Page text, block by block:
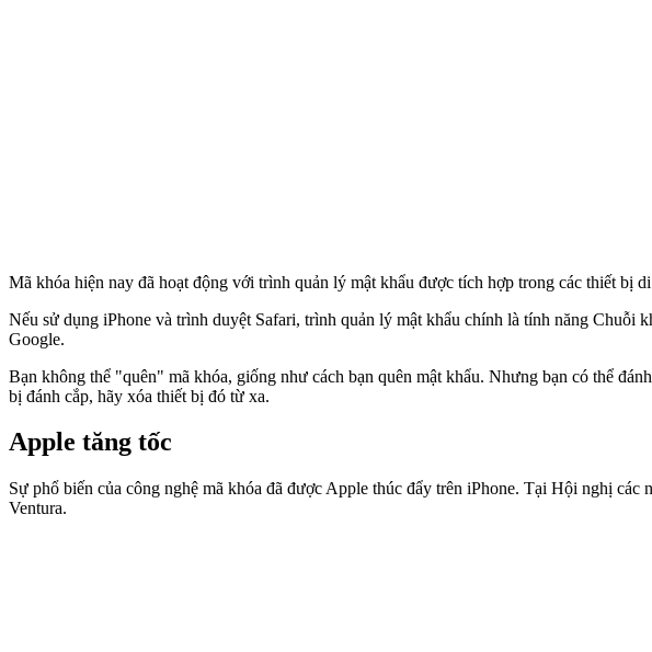
Mã khóa hiện nay đã hoạt động với trình quản lý mật khẩu được tích hợp trong các thiết
Nếu sử dụng iPhone và trình duyệt Safari, trình quản lý mật khẩu chính là tính năng
Google.
Bạn không thể "quên" mã khóa, giống như cách bạn quên mật khẩu. Nhưng bạn có thể
bị đánh cắp, hãy xóa thiết bị đó từ xa.
Apple tăng tốc
Sự phổ biến của công nghệ mã khóa đã được Apple thúc đẩy trên iPhone. Tại Hội nghị
Ventura.